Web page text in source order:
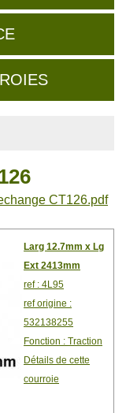
CT126.pdf
Larg 12.7mm x Lg
Ext 2413mm
ref : 4L95
ref origine :
532138255
Fonction : Traction
Détails de cette
courroie